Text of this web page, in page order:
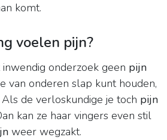
komt.
voelen pijn?
onderzoek geen pijn
van onderen slap kunt houden,
de verloskundige je toch pijn
kan ze haar vingers even stil
weer wegzakt.